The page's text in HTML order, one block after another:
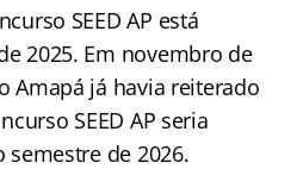
SEED AP está
2025. Em novembro de
Amapá já havia reiterado
SEED AP seria
de 2026.